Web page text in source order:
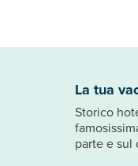
La tua
Storico
parte e sul